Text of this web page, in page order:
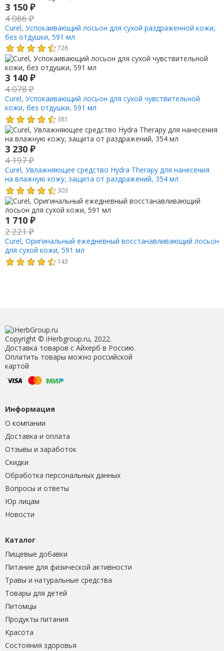
3 150 ₽
4 086₽
Curel, Успокаивающий лосьон для сухой раздраженной кожи,
без отдушки, 591 мл
726
3 140 ₽
4 078₽
Curel, Успокаивающий лосьон для сухой чувствительной
кожи, без отдушки, 591 мл
381
3 230 ₽
4 197₽
Curel, Увлажняющее средство Hydra Therapy для нанесения
на влажную кожу, защита от раздражений, 354 мл
303
1 710 ₽
2 221₽
Curel, Оригинальный ежедневный восстанавливающий лосьон
для сухой кожи, 591 мл
143
Copyright © iHerbgroup.ru, 2022.
Доставка товаров с Айхерб в Россию.
Оплатить товары можно российской
картой
Информация
О компании
Доставка и оплата
Отзывы и заработок
Скидки
Обработка персональных данных
Вопросы и ответы
Юр лицам
Новости
Каталог
Пищевые добавки
Питание для физической активности
Травы и натуральные средства
Товары для детей
Питомцы
Продукты питания
Красота
Состояния здоровья